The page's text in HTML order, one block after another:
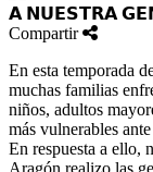
Compartir
En esta temporada
muchas familias
niños, adultos
más vulnerables
En respuesta a ello,
Aragón realizo las